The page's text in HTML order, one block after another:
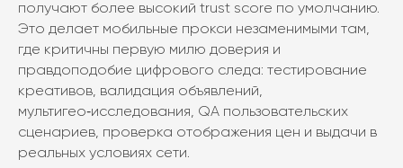
получают более высокий trust score по умолчанию.
Это делает мобильные прокси незаменимыми там,
где критичны первую милю доверия и
правдоподобие цифрового следа: тестирование
креативов, валидация объявлений,
мультигео‑исследования, QA пользовательских
сценариев, проверка отображения цен и выдачи в
реальных условиях сети.